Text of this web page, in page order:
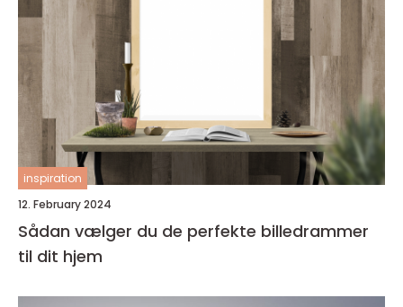
inspiration
12. February 2024
Sådan vælger du de perfekte billedrammer
til dit hjem